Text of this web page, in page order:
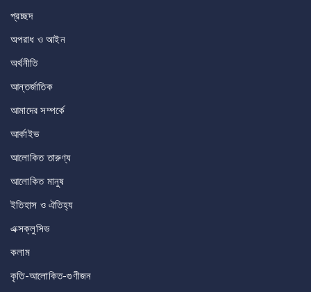
প্রচ্ছদ
অপরাধ ও আইন
অর্থনীতি
আন্তর্জাতিক
আমাদের সম্পর্কে
আর্কাইভ
আলোকিত তারুণ্য
আলোকিত মানুষ
ইতিহাস ও ঐতিহ্য
এক্সক্লুসিভ
কলাম
কৃতি-আলোকিত-গুণীজন